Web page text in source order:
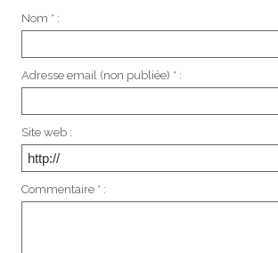
Nom * :
Adresse email (non publiée) * :
Site web :
Commentaire * :